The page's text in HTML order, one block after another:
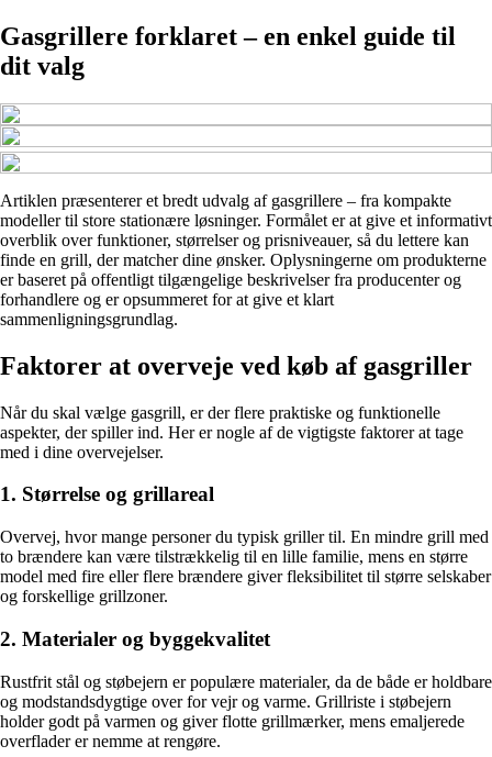
Gasgrillere forklaret – en enkel guide til
dit valg
Artiklen præsenterer et bredt udvalg af gasgrillere – fra kompakte
modeller til store stationære løsninger. Formålet er at give et informativt
overblik over funktioner, størrelser og prisniveauer, så du lettere kan
finde en grill, der matcher dine ønsker. Oplysningerne om produkterne
er baseret på offentligt tilgængelige beskrivelser fra producenter og
forhandlere og er opsummeret for at give et klart
sammenligningsgrundlag.
Faktorer at overveje ved køb af gasgriller
Når du skal vælge gasgrill, er der flere praktiske og funktionelle
aspekter, der spiller ind. Her er nogle af de vigtigste faktorer at tage
med i dine overvejelser.
1. Størrelse og grillareal
Overvej, hvor mange personer du typisk griller til. En mindre grill med
to brændere kan være tilstrækkelig til en lille familie, mens en større
model med fire eller flere brændere giver fleksibilitet til større selskaber
og forskellige grillzoner.
2. Materialer og byggekvalitet
Rustfrit stål og støbejern er populære materialer, da de både er holdbare
og modstandsdygtige over for vejr og varme. Grillriste i støbejern
holder godt på varmen og giver flotte grillmærker, mens emaljerede
overflader er nemme at rengøre.